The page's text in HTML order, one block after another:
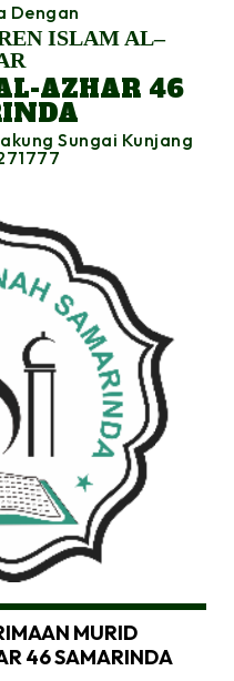
Dengan
ISLAM AL–
AZHAR 46
Sungai Kunjang
MURID
46 SAMARINDA